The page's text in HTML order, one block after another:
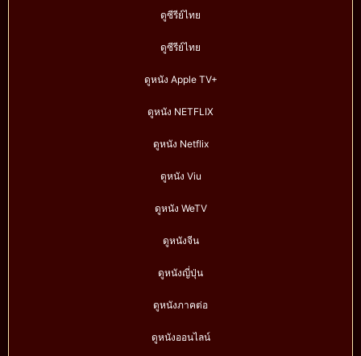
ดูซีรีย์ไทย
ดูซีรีย์ไทย
ดูหนัง Apple TV+
ดูหนัง NETFLIX
ดูหนัง Netflix
ดูหนัง Viu
ดูหนัง WeTV
ดูหนังจีน
ดูหนังญี่ปุ่น
ดูหนังภาคต่อ
ดูหนังออนไลน์